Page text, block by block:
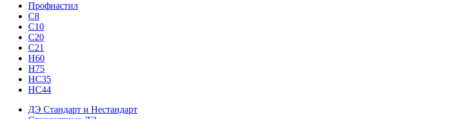
Профнастил
С8
С10
С20
С21
H60
H75
HС35
НС44
ДЭ Стандарт и Нестандарт